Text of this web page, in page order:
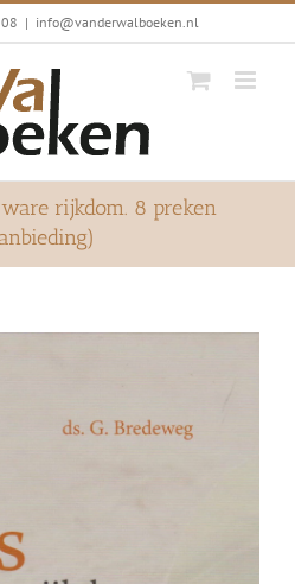
| info@vanderwalboeken.nl
ware rijkdom. 8 preken